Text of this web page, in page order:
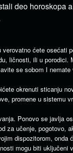
deo horoskopa
ćete osećati
ličnosti, ili u porodici.
se sobom I nemate
okrenuti sticanju
promene u sistemu
Ponovo se javlja
za učenje, pogotovo,
dispozitorom, onda
mogu biti uključeni